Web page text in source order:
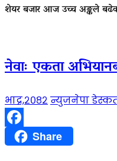
शेयर बजार आज उच्च अङ्कले
नेवाः एकता
भाद्र,२०८२ न्युजनेपा डेस्क
FacebookShare